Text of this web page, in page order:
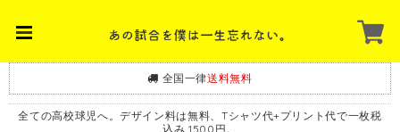
全国一律送料無料
全ての高校球児へ。デザイン料は無料、Tシャツ代+プリント代で一枚税
込み 1500円。